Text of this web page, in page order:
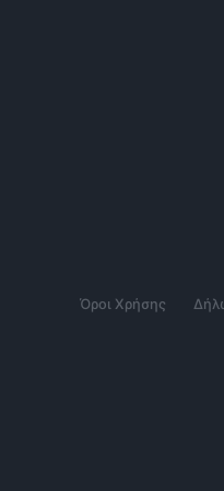
Όροι Χρήσης